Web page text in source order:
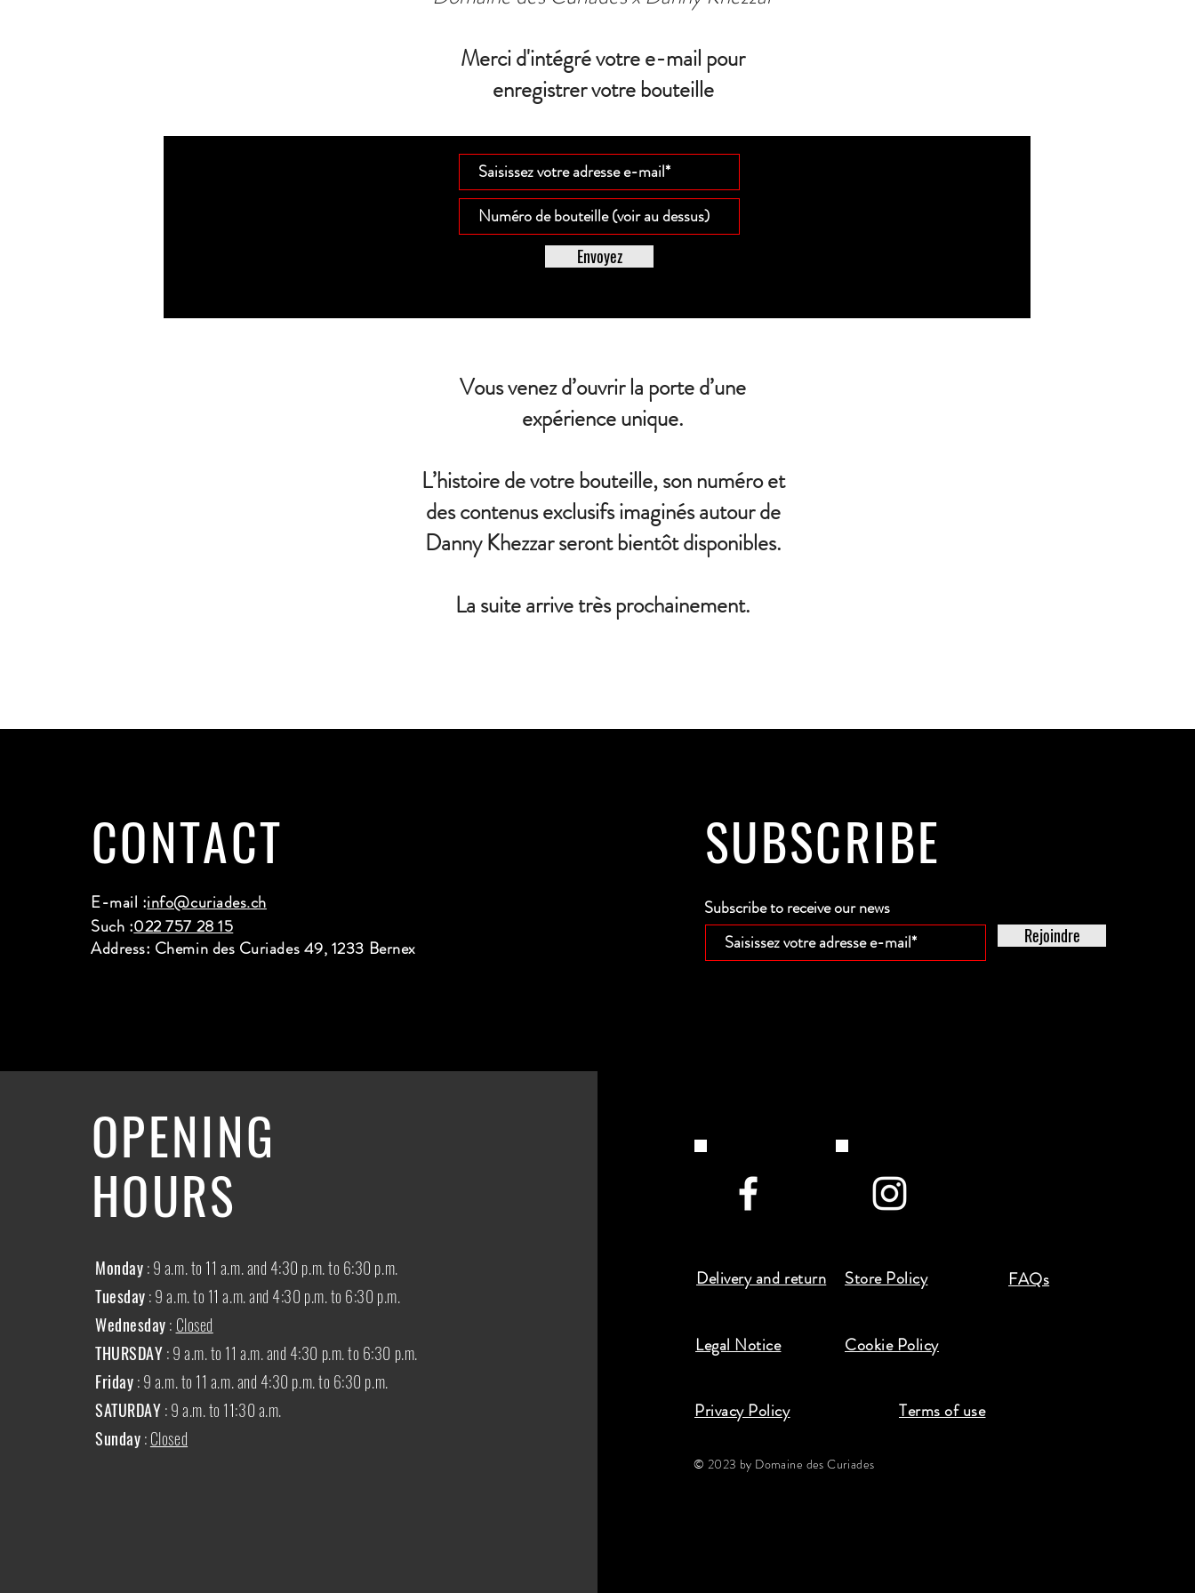
Merci d'intégré votre e-mail pour
enregistrer votre bouteille
Envoyez
Vous venez d’ouvrir la porte d’une
expérience unique.
L’histoire de votre bouteille, son numéro et
des contenus exclusifs imaginés autour de
Danny Khezzar seront bientôt disponibles.
La suite arrive très prochainement.
CONTACT
E-mail :info@curiades.ch
Such :022 757 28 15
Address: Chemin des Curiades 49, 1233 Bernex
SUBSCRIBE
Subscribe to receive our news
Rejoindre
OPENING
HOURS
Monday: 9 a.m. to 11 a.m. and 4:30 p.m. to 6:30 p.m.
Tuesday: 9 a.m. to 11 a.m. and 4:30 p.m. to 6:30 p.m.
Wednesday: Closed
THURSDAY:9 a.m. to 11 a.m. and 4:30 p.m. to 6:30 p.m.
Friday: 9 a.m. to 11 a.m. and 4:30 p.m. to 6:30 p.m.
SATURDAY: 9 a.m. to 11:30 a.m.
Sunday:Closed
Delivery and return Store Policy FAQs
Legal Notice Cookie Policy
Privacy Policy Terms of use
© 2023 by Domaine des Curiades